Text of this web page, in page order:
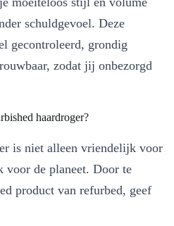
schuldgevoel. Deze
gecontroleerd, grondig
zodat jij onbezorgd
haardroger?
is niet alleen vriendelijk voor
voor de planeet. Door te
product van refurbed, geef
en help je elektronisch